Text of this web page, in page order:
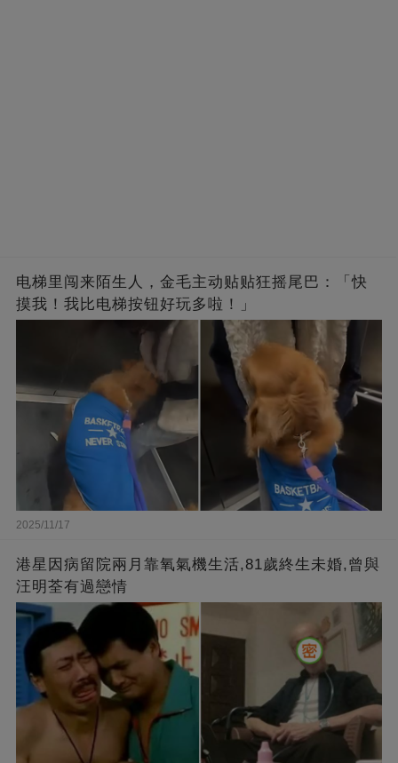
电梯里闯来陌生人，金毛主动贴贴狂摇尾巴：「快
摸我！我比电梯按钮好玩多啦！」
2025/11/17
港星因病留院兩月靠氧氣機生活,81歲終生未婚,曾與
汪明荃有過戀情